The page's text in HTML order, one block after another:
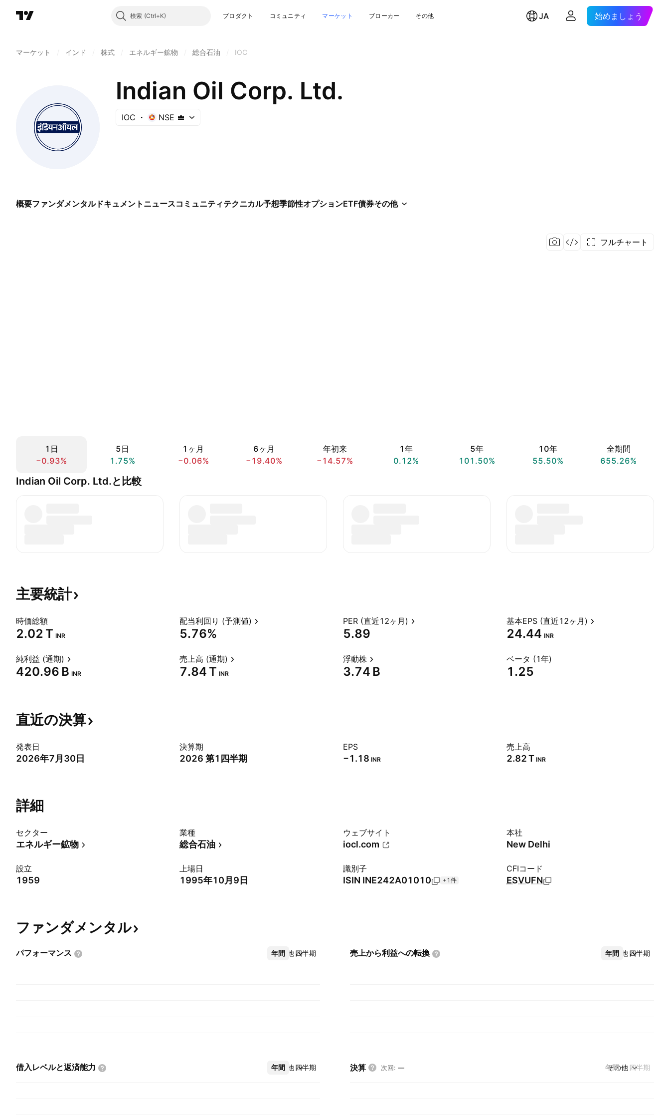
検索 プロダクト コミュニティ マーケット ブローカー その他 JA 始めましょう
マーケット インド 株式 エネルギー鉱物 総合石油 IOC
Indian Oil Corp. Ltd.
IOC NSE
概要ファンダメンタルドキュメント ニュースコミュニティテクニカル予想季節性オプションETF債券その他
フルチャート
1日
−0.93%
5日
1.75%
1ヶ月
−0.06%
6ヶ月
−19.40%
年初来
−14.57%
1年
0.12%
5年
101.50%
10年
55.50%
全期間
655.26%
Indian Oil Corp. Ltd.と比較
主要統計
時価総額
‪2.02 T‬ INR
配当利回り (予測値)
5.76%
PER (直近12ヶ月)
5.89
基本EPS (直近12ヶ月)
24.44 INR
純利益 (通期)
‪420.96 B‬ INR
売上高 (通期)
‪7.84 T‬ INR
浮動株
‪3.74 B‬
ベータ (1年)
1.25
直近の決算
発表日
2026年7月30日
決算期
2026 第1四半期
EPS
−1.18 INR
売上高
‪2.82 T‬ INR
詳細
セクター
エネルギー鉱物
業種
総合石油
ウェブサイト
iocl.com
本社
New Delhi
設立
1959
上場日
1995年10月9日
識別子
ISIN INE242A01010 +1件
CFIコード
ESVUFN
ファンダメンタル
パフォーマンス 年間 四半期
その他 売上から利益への転換 年間 四半期
その他
借入レベルと返済能力 年間 四半期
その他 決算 次回: — 年間 四半期
その他